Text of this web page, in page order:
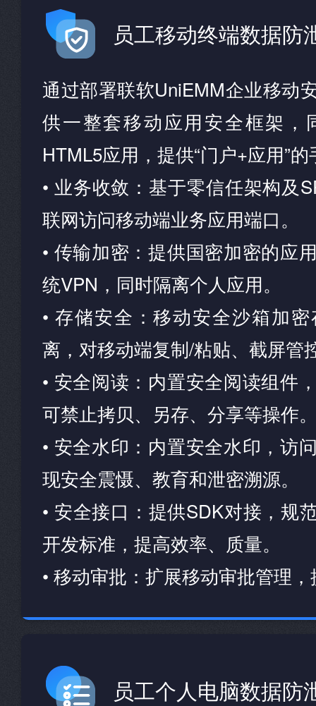
员工移动终端数据防
通过部署联软UniEMM企业移动
供一整套移动应用安全框架，
HTML5应用，提供“门户+应用”
• 业务收敛：基于零信任架构及
联网访问移动端业务应用端口。
• 传输加密：提供国密加密的应
统VPN，同时隔离个人应用。
• 存储安全：移动安全沙箱加
离，对移动端复制/粘贴、截屏管
• 安全阅读：内置安全阅读组件
可禁止拷贝、另存、分享等操作
• 安全水印：内置安全水印，访
现安全震慑、教育和泄密溯源。
• 安全接口：提供SDK对接，规
开发标准，提高效率、质量。
• 移动审批：扩展移动审批管理
员工个人电脑数据防